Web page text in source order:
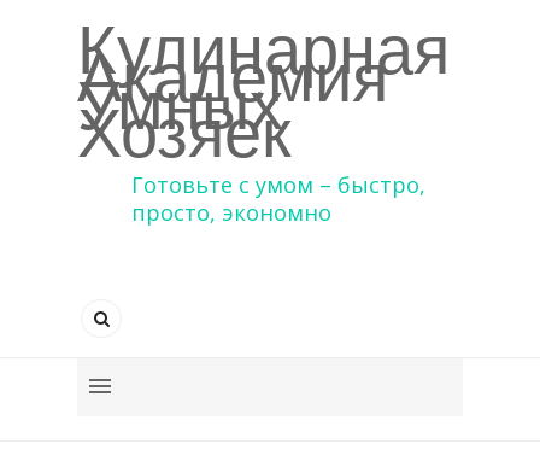
Кулинарная
Академия
Умных
Хозяек
Готовьте с умом – быстро,
просто, экономно